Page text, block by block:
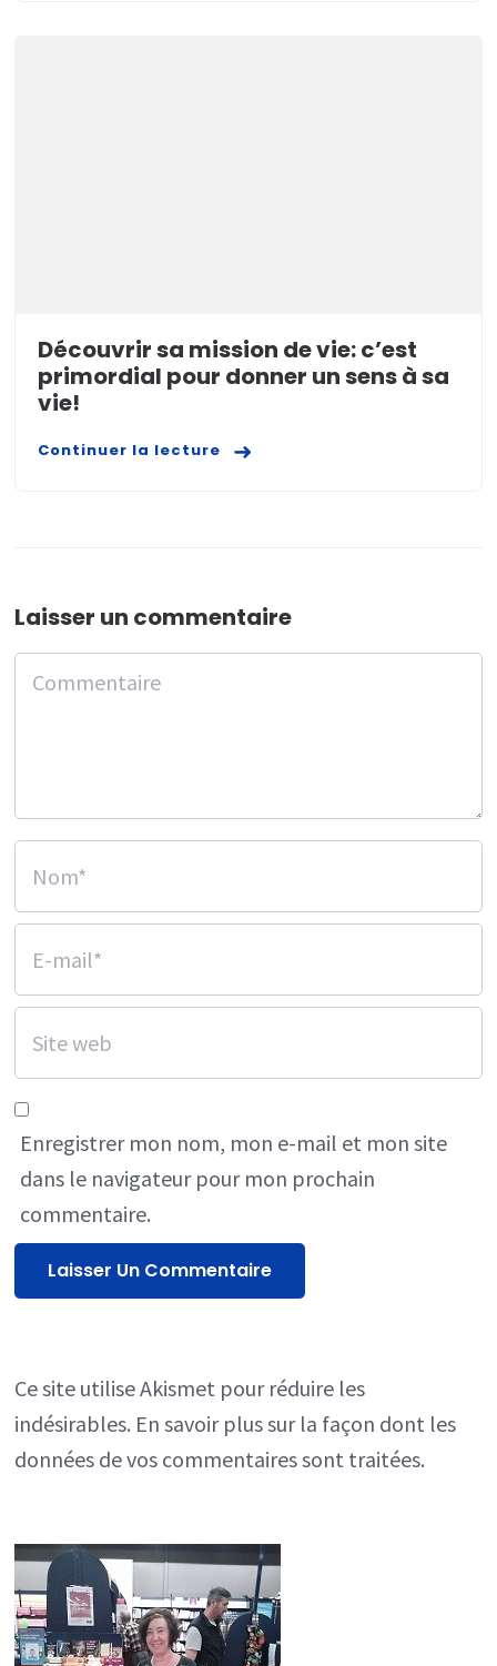
Découvrir sa mission de vie: c’est
primordial pour donner un sens à sa
vie!
Continuer la lecture
Laisser un commentaire
Enregistrer mon nom, mon e-mail et mon site
dans le navigateur pour mon prochain
commentaire.
Ce site utilise Akismet pour réduire les
indésirables. En savoir plus sur la façon dont les
données de vos commentaires sont traitées.